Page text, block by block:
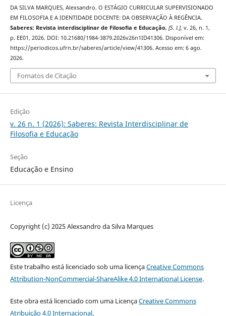
DA SILVA MARQUES, Alexsandro. O ESTÁGIO CURRICULAR SUPERVISIONADO
EM FILOSOFIA E A IDENTIDADE DOCENTE: DA OBSERVAÇÃO À REGÊNCIA.
Saberes: Revista interdisciplinar de Filosofia e Educação, [S. l.], v. 26, n. 1,
p. EE01, 2026. DOI: 10.21680/1984-3879.2026v26n1ID41306. Disponível em:
https://periodicos.ufrn.br/saberes/article/view/41306. Acesso em: 6 ago.
2026.
Fomatos de Citação
Edição
v. 26 n. 1 (2026): Saberes: Revista Interdisciplinar de
Filosofia e Educação
Seção
Educação e Ensino
Licença
Copyright (c) 2025 Alexsandro da Silva Marques
Este trabalho está licenciado sob uma licençaCreative Commons
Attribution-NonCommercial-ShareAlike 4.0 International License.
Este obra está licenciado com uma LicençaCreative Commons
Atribuição 4.0 Internacional.